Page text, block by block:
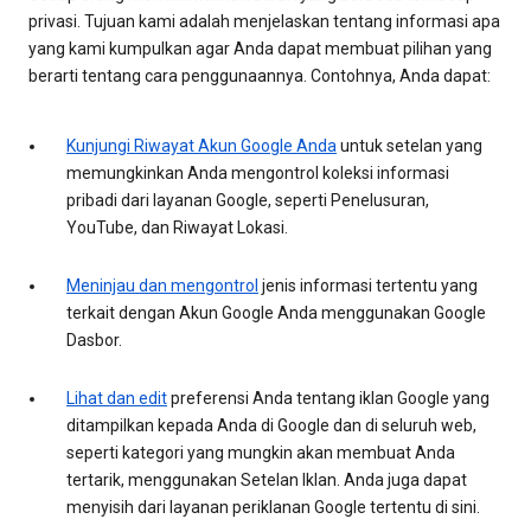
privasi. Tujuan kami adalah menjelaskan tentang informasi apa
yang kami kumpulkan agar Anda dapat membuat pilihan yang
berarti tentang cara penggunaannya. Contohnya, Anda dapat:
Kunjungi Riwayat Akun Google Andauntuk setelan yang
memungkinkan Anda mengontrol koleksi informasi
pribadi dari layanan Google, seperti Penelusuran,
YouTube, dan Riwayat Lokasi.
Meninjau dan mengontrol jenis informasi tertentu yang
terkait dengan Akun Google Anda menggunakan Google
Dasbor.
Lihat dan editpreferensi Anda tentang iklan Google yang
ditampilkan kepada Anda di Google dan di seluruh web,
seperti kategori yang mungkin akan membuat Anda
tertarik, menggunakan Setelan Iklan. Anda juga dapat
menyisih dari layanan periklanan Google tertentu di sini.